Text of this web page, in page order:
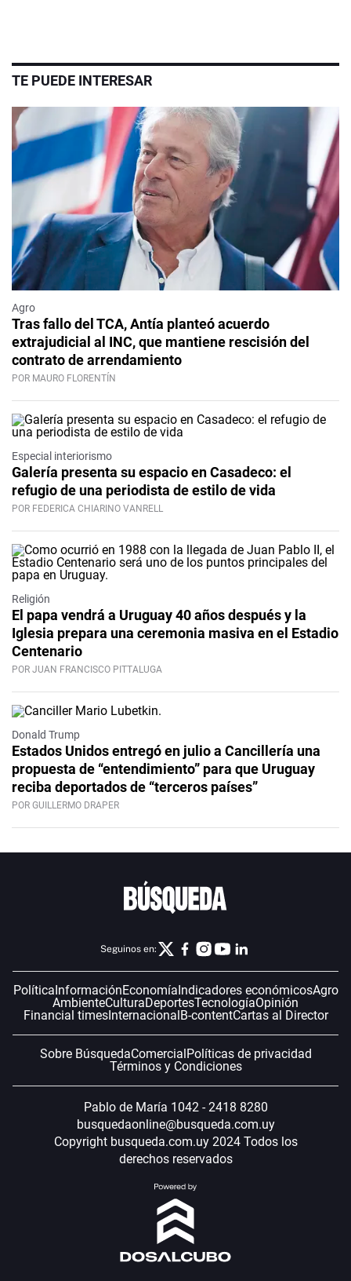
TE PUEDE INTERESAR
Agro
Tras fallo del TCA, Antía planteó acuerdo
extrajudicial al INC, que mantiene rescisión del
contrato de arrendamiento
POR MAURO FLORENTÍN
Especial interiorismo
Galería presenta su espacio en Casadeco: el
refugio de una periodista de estilo de vida
POR FEDERICA CHIARINO VANRELL
Religión
El papa vendrá a Uruguay 40 años después y la
Iglesia prepara una ceremonia masiva en el Estadio
Centenario
POR JUAN FRANCISCO PITTALUGA
Donald Trump
Estados Unidos entregó en julio a Cancillería una
propuesta de “entendimiento” para que Uruguay
reciba deportados de “terceros países”
POR GUILLERMO DRAPER
Seguinos en:
PolíticaInformaciónEconomíaIndicadores económicosAgro
AmbienteCulturaDeportesTecnologíaOpinión
Financial timesInternacionalB-contentCartas al Director
Sobre BúsquedaComercialPolíticas de privacidad
Términos y Condiciones
Pablo de María 1042 - 2418 8280
busquedaonline@busqueda.com.uy
Copyright busqueda.com.uy 2024 Todos los
derechos reservados